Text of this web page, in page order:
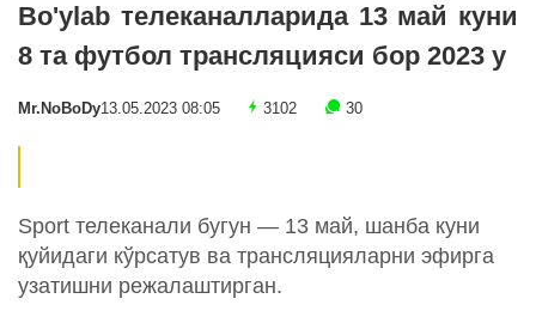
Bo'ylab телеканалларида 13 май куни
8 та футбол трансляцияси бор 2023 y
Mr.NoBoDy13.05.2023 08:05 3102 30
Sport телеканали бугун — 13 май, шанба куни
қуйидаги кўрсатув ва трансляцияларни эфирга
узатишни режалаштирган.